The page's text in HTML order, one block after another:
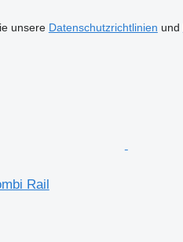
unsere Datenschutzrichtlinien und
Rail